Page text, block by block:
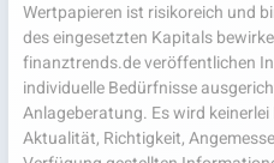
Wertpapieren ist risikoreich und
des eingesetzten Kapitals
finanztrends.de veröffentlichen
individuelle Bedürfnisse
Anlageberatung. Es wird
Aktualität, Richtigkeit,